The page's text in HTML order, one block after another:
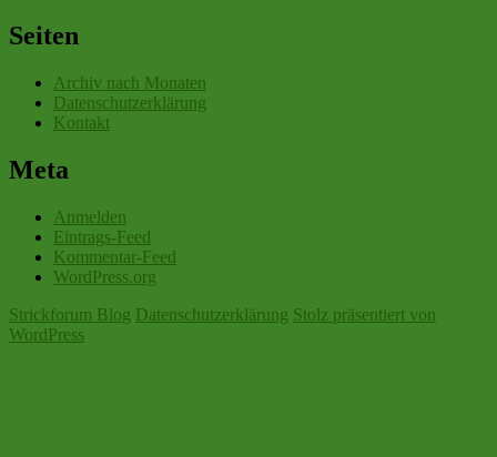
Seiten
Archiv nach Monaten
Datenschutzerklärung
Kontakt
Meta
Anmelden
Eintrags-Feed
Kommentar-Feed
WordPress.org
Strickforum Blog Datenschutzerklärung Stolz präsentiert von
WordPress